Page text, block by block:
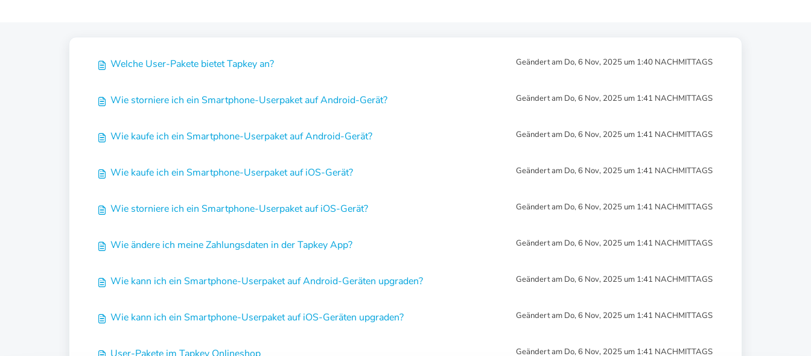
Welche User-Pakete bietet Tapkey an? Geändert am Do, 6 Nov, 2025 um 1:40 NACHMITTAGS
Wie storniere ich ein Smartphone-Userpaket auf Android-Gerät? Geändert am Do, 6 Nov, 2025 um 1:41 NACHMITTAGS
Wie kaufe ich ein Smartphone-Userpaket auf Android-Gerät? Geändert am Do, 6 Nov, 2025 um 1:41 NACHMITTAGS
Wie kaufe ich ein Smartphone-Userpaket auf iOS-Gerät? Geändert am Do, 6 Nov, 2025 um 1:41 NACHMITTAGS
Wie storniere ich ein Smartphone-Userpaket auf iOS-Gerät? Geändert am Do, 6 Nov, 2025 um 1:41 NACHMITTAGS
Wie ändere ich meine Zahlungsdaten in der Tapkey App? Geändert am Do, 6 Nov, 2025 um 1:41 NACHMITTAGS
Wie kann ich ein Smartphone-Userpaket auf Android-Geräten upgraden? Geändert am Do, 6 Nov, 2025 um 1:41 NACHMITTAGS
Wie kann ich ein Smartphone-Userpaket auf iOS-Geräten upgraden? Geändert am Do, 6 Nov, 2025 um 1:41 NACHMITTAGS
Geändert am Do, 6 Nov, 2025 um 1:41 NACHMITTAGS